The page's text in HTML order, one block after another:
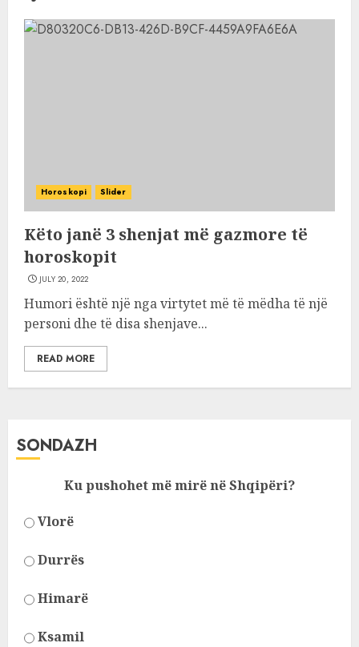
Horoskopi Slider
Këto janë 3 shenjat më gazmore të
horoskopit
JULY 20, 2022
Humori është një nga virtytet më të mëdha të një
personi dhe të disa shenjave...
READ MORE
SONDAZH
Ku pushohet më mirë në Shqipëri?
Vlorë
Durrës
Himarë
Ksamil